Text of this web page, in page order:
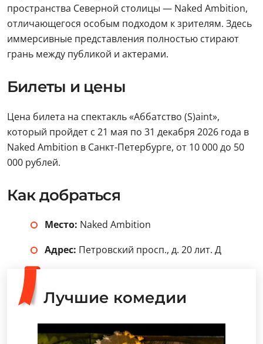
пространства Северной столицы — Naked Ambition,
отличающегося особым подходом к зрителям. Здесь
иммерсивные представления полностью стирают
грань между публикой и актерами.
Билеты и цены
Цена билета на спектакль «Аббатство (S)aint»,
который пройдет с 21 мая по 31 декабря 2026 года в
Naked Ambition в Санкт-Петербурге, от 10 000 до 50
000 рублей.
Как добраться
Место: Naked Ambition
Адрес: Петровский просп., д. 20 лит. Д
Лучшие комедии